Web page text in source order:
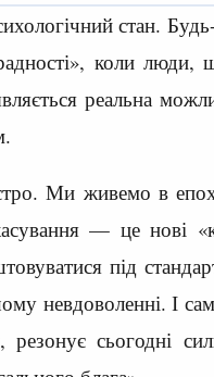
стан.
коли
реальна
Ми живемо в
— це
під
невдоволенні. І
резонує сьогодні